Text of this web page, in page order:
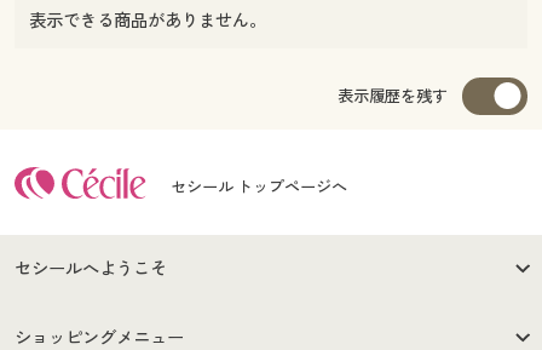
表示できる商品がありません。
表示履歴を残す
セシール トップページへ
セシールへようこそ
はじめての方へ
ショッピングメニュー